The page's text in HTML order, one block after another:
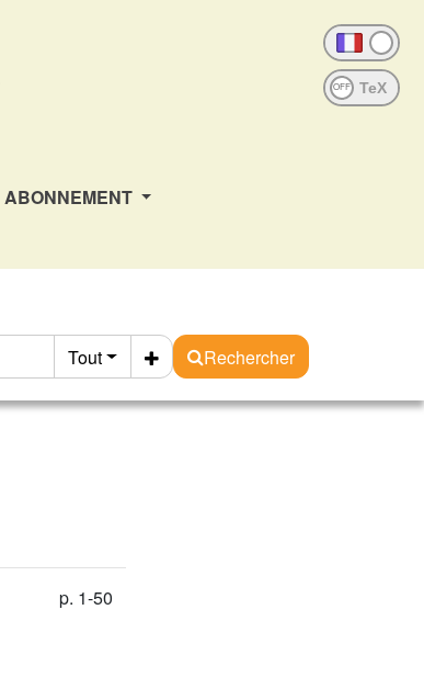
OFF
ABONNEMENT
Tout
Rechercher
p. 1-50